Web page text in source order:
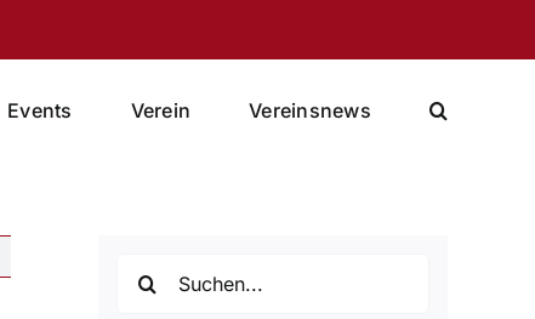
Events Verein Vereinsnews
nach: